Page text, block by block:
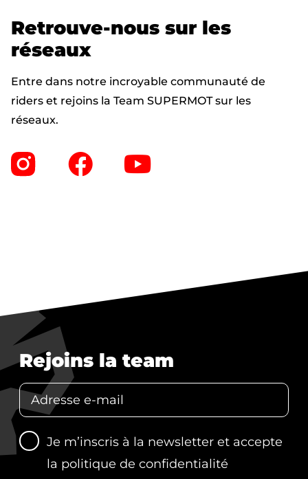
Retrouve-nous sur les
réseaux
Entre dans notre incroyable communauté de
riders et rejoins la Team SUPERMOT sur les
réseaux.
Rejoins la team
Je m’inscris à la newsletter et accepte
la politique de confidentialité